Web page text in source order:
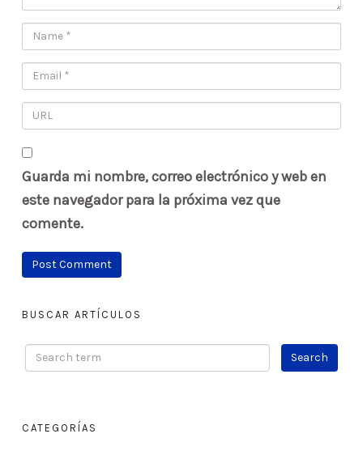
Guarda mi nombre, correo electrónico y web en
este navegador para la próxima vez que
comente.
BUSCAR ARTÍCULOS
CATEGORÍAS